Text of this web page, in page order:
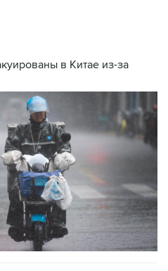
в Китае из-за